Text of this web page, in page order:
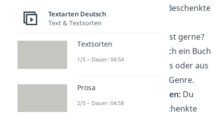
vorausgesetzt, der Beschenkte
mag Wein.
Die Person liest gerne?
Dann schenk ihr doch ein Buch
ihres Lieblingsautors oder aus
ihrem bevorzugten Genre.
Persönliche Vorlieben: Du
weißt, dass der Beschenkte
Textarten Deutsch
Text & Textsorten
Textsorten
1/5 – Dauer: 04:54
Prosa
2/5 – Dauer: 04:58